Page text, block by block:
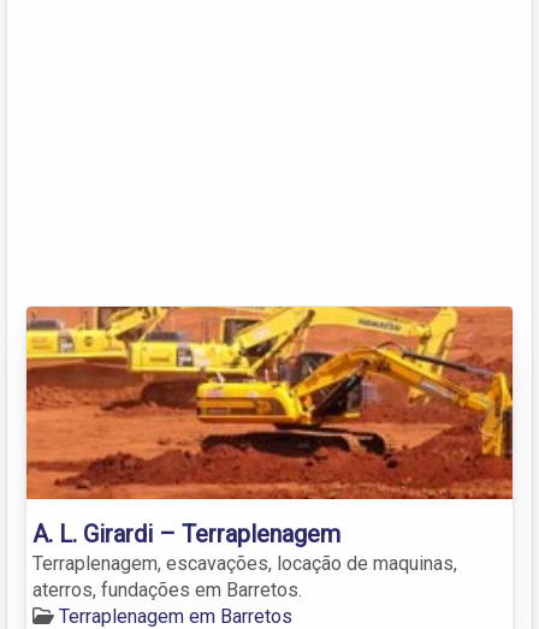
A. L. Girardi – Terraplenagem
Terraplenagem, escavações, locação de maquinas,
aterros, fundações em Barretos.
Terraplenagem em Barretos